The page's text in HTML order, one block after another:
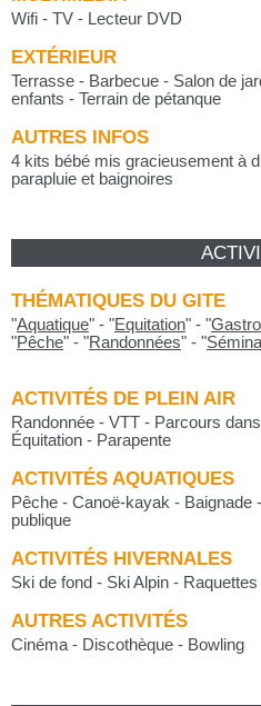
Wifi - TV - Lecteur DVD
EXTÉRIEUR
Terrasse - Barbecue - Salon de
enfants - Terrain de pétanque
AUTRES INFOS
4 kits bébé mis gracieusement à
parapluie et baignoires
THÉMATIQUES DU GITE
"Aquatique" - "Equitation" - "
"Pêche" - "Randonnées" - "
ACTIVITÉS DE PLEIN AIR
Randonnée - VTT - Parcours
Équitation - Parapente
ACTIVITÉS AQUATIQUES
Pêche - Canoë-kayak - Baignade
publique
ACTIVITÉS HIVERNALES
Ski de fond - Ski Alpin -
AUTRES ACTIVITÉS
Cinéma - Discothèque - Bowling